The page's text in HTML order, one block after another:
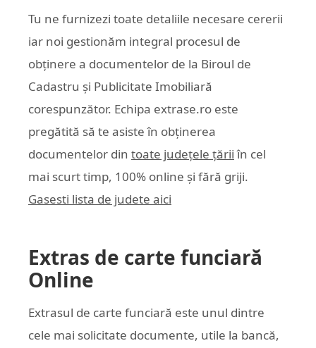
Tu ne furnizezi toate detaliile necesare cererii
iar noi gestionăm integral procesul de
obținere a documentelor de la Biroul de
Cadastru și Publicitate Imobiliară
corespunzător. Echipa extrase.ro este
pregătită să te asiste în obținerea
documentelor din toate județele țării în cel
mai scurt timp, 100% online și fără griji.
Gasesti lista de judete aici
Extras de carte funciară
Online
Extrasul de carte funciară este unul dintre
cele mai solicitate documente, utile la bancă,